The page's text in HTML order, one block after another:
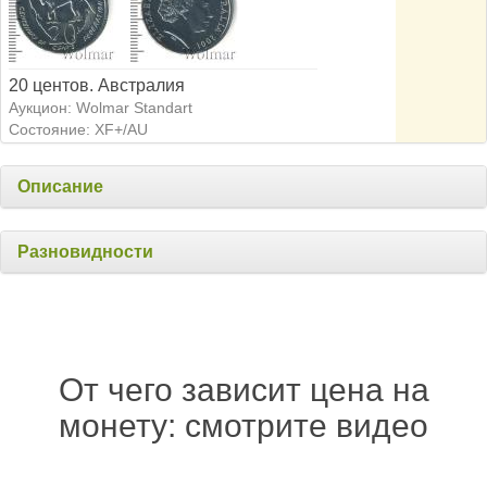
20 центов. Австралия
Аукцион: Wolmar Standart
Состояние: XF+/AU
Описание
Разновидности
От чего зависит цена на
монету: смотрите видео